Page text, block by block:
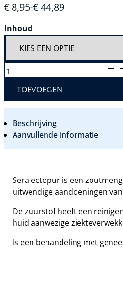
€ 8,95-€44,89
Prijsklasse:
€ 8,95
Inhoud
SERA
ECTOPUR
TOEVOEGEN
Beschrijving
Aanvullende informatie
Sera ectopur is een
uitwendige aandoeningen
De zuurstof heeft een
huid aanwezige
Is een behandeling met